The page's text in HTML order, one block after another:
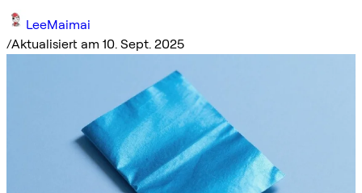
LeeMaimai
/Aktualisiert am 10. Sept. 2025